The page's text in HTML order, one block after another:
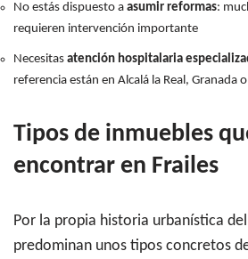
No estás dispuesto a asumir reformas:
requieren intervención importante
Necesitas atención hospitalaria
referencia están en Alcalá la Real, Granada
Tipos de inmuebles
encontrar en Frailes
Por la propia historia urbanística
predominan unos tipos concretos